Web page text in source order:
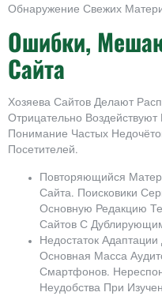
Обнаружение Свежих
Ошибки,
Сайта
Хозяева Сайтов Делают
Отрицательно
Понимание Частых
Посетителей.
Повторяющийся
Сайта. Поисковики
Основную Редакцию
Сайтов С
Недостаток
Основная Масса
Смартфонов.
Неудобства При